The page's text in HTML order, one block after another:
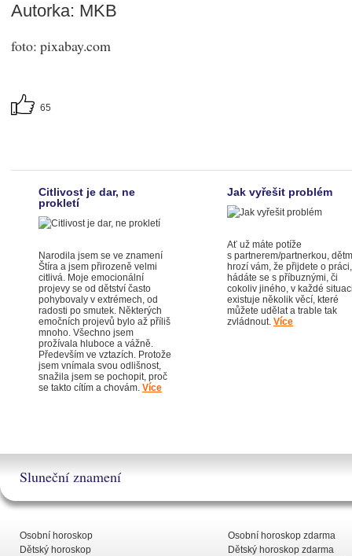
Autorka: MKB
foto: pixabay.com
65
Citlivost je dar, ne
prokletí
Narodila jsem se ve znamení
Štíra a jsem přirozeně velmi
citlivá. Moje emocionální
projevy se od dětství často
pohybovaly v extrémech, od
radosti po smutek. Některých
emočních projevů bylo až příliš
mnoho. Všechno jsem
prožívala hluboce a vážně.
Především ve vztazích. Protože
jsem vnímala svou odlišnost,
snažila jsem se pochopit, proč
se takto cítím a chovám. Více
Jak vyřešit problém
Ať už máte potíže
s partnerem/partnerkou,
hrozí vám, že přijdete o práci,
hádáte se s příbuznými, či
cokoliv jiného, v každé
existuje několik věcí, které
můžete udělat a trable tak
zvládnout. Více
Sluneční znamení
Osobní horoskop
Dětský horoskop
Osobní horoskop zdarma
Dětský horoskop zdarma